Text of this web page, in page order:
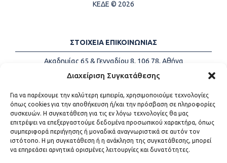
Διαχείριση Συγκατάθεσης
Για να παρέχουμε την καλύτερη εμπειρία, χρησιμοποιούμε τεχνολογίες
όπως cookies για την αποθήκευση ή/και την πρόσβαση σε πληροφορίες
συσκευών. Η συγκατάθεση για τις εν λόγω τεχνολογίες θα μας
επιτρέψει να επεξεργαστούμε δεδομένα προσωπικού χαρακτήρα, όπως
συμπεριφορά περιήγησης ή μοναδικά αναγνωριστικά σε αυτόν τον
ιστότοπο. Η μη συγκατάθεση ή η ανάκληση της συγκατάθεσης, μπορεί
να επηρεάσει αρνητικά ορισμένες λειτουργίες και δυνατότητες.
ΚΕΔΕ © 2026
ΣΤΟΙΧΕΙΑ ΕΠΙΚΟΙΝΩΝΙΑΣ
Ακαδημίας 65 & Γενναδίου 8, 106 78, Αθήνα
Τηλέφωνα:
+30 213-2147500
Email:
info@kede.gr
ΧΡΗΣΙΜΟΙ ΣΥΝΔΕΣΜΟΙ
Η ΚΕΔΕ